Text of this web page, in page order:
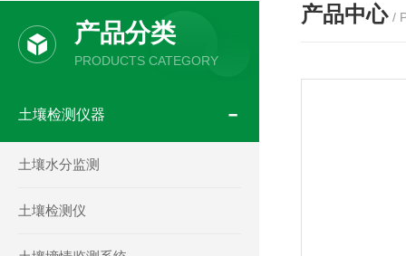
产品分类
PRODUCTS CATEGORY
土壤检测仪器
土壤水分监测
土壤检测仪
产品中心 /